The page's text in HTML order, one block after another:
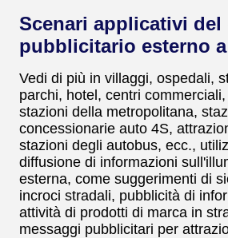
Scenari applicativi del
pubblicitario esterno
Vedi di più in villaggi, ospedali,
parchi, hotel, centri
stazioni della metropolitana,
concessionarie auto 4S,
stazioni degli autobus, ecc.,
diffusione di informazioni
esterna, come suggerimenti di
incroci stradali, pubblicità di
attività di prodotti di marca in
messaggi pubblicitari per